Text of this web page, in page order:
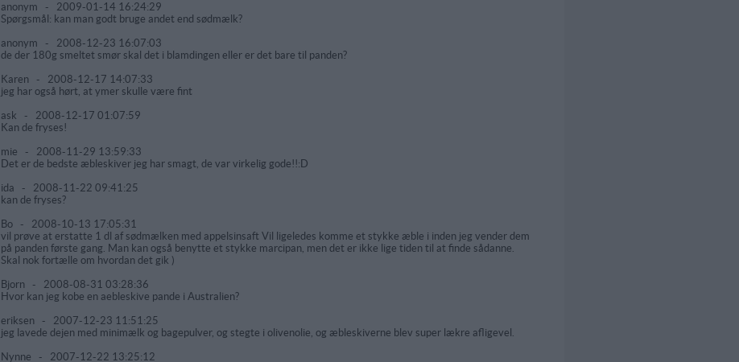
anonym
- 2009-01-14 16:24:29
Spørgsmål: kan man godt bruge andet end sødmælk?
anonym
- 2008-12-23 16:07:03
de der 180g smeltet smør skal det i blamdingen eller er det bare til panden?
Karen
- 2008-12-17 14:07:33
jeg har også hørt, at ymer skulle være fint
ask
- 2008-12-17 01:07:59
Kan de fryses!
mie
- 2008-11-29 13:59:33
Det er de bedste æbleskiver jeg har smagt, de var virkelig gode!!:D
ida
- 2008-11-22 09:41:25
kan de fryses?
Bo
- 2008-10-13 17:05:31
vil prøve at erstatte 1 dl af sødmælken med appelsinsaft Vil ligeledes komme et stykke æble i inden jeg vender dem
på panden første gang. Man kan også benytte et stykke marcipan, men det er ikke lige tiden til at finde sådanne.
Skal nok fortælle om hvordan det gik )
Bjorn
- 2008-08-31 03:28:36
Hvor kan jeg kobe en aebleskive pande i Australien?
eriksen
- 2007-12-23 11:51:25
jeg lavede dejen med minimælk og bagepulver, og stegte i olivenolie, og æbleskiverne blev super lækre afligevel.
Nynne
- 2007-12-22 13:25:12